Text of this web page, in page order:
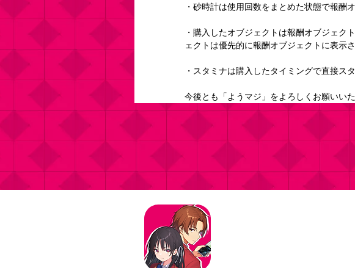
・砂時計は使用回数をまとめた状態で報酬
・購入したオブジェクトは報酬オブジェク
ェクトは優先的に報酬オブジェクトに表示さ
・スタミナは購入したタイミングで直接ス
今後とも「ようマジ」をよろしくお願いいた